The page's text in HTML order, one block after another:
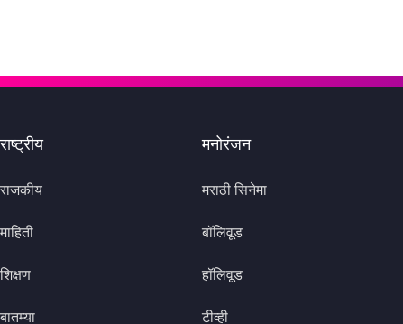
राष्ट्रीय
राजकीय
माहिती
शिक्षण
बातम्या
मनोरंजन
मराठी सिनेमा
बॉलिवूड
हॉलिवूड
टीव्ही